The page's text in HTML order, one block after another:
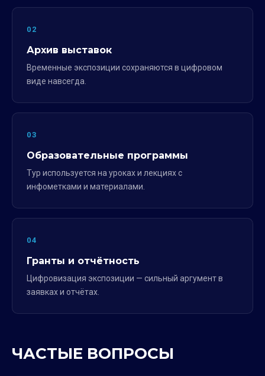
02
Архив выставок
Временные экспозиции сохраняются в цифровом
виде навсегда.
03
Образовательные программы
Тур используется на уроках и лекциях с
инфометками и материалами.
04
Гранты и отчётность
Цифровизация экспозиции — сильный аргумент в
заявках и отчётах.
ЧАСТЫЕ ВОПРОСЫ